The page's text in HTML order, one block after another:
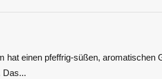
hat einen pfeffrig-süßen, aromatischen
Das...